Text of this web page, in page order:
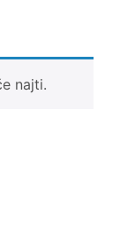
najti.